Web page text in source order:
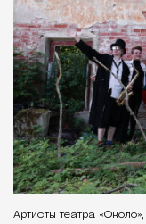
Артисты театра